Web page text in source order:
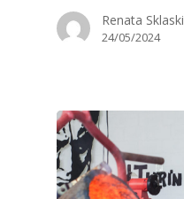
Renata Sklaski
24/05/2024